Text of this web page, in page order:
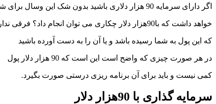
اگر دارای سرمایه 90 هزار دلاری باشید بدون شک این وسال برای شما وجود
خواهد داشت که با90هزار دلار چکاری می توان انجام داد؟ فرقی ندارد
که این پول به شما رسیده باشد و یا آن را به دست آورده باشید
در هر صورت چیزی که واضح است این است که 90 هزار دلار پول
کمی نیست و باید برای آن برنامه ریزی درستی صورت بگیرد.
سرمایه گذاری با 90هزار دلار